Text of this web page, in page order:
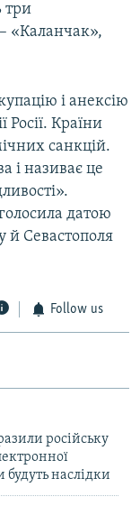
три
«Каланчак»,
і анексію
Країни
санкцій.
і називає це
датою
й Севастополя
Follow us
російську
наслідки